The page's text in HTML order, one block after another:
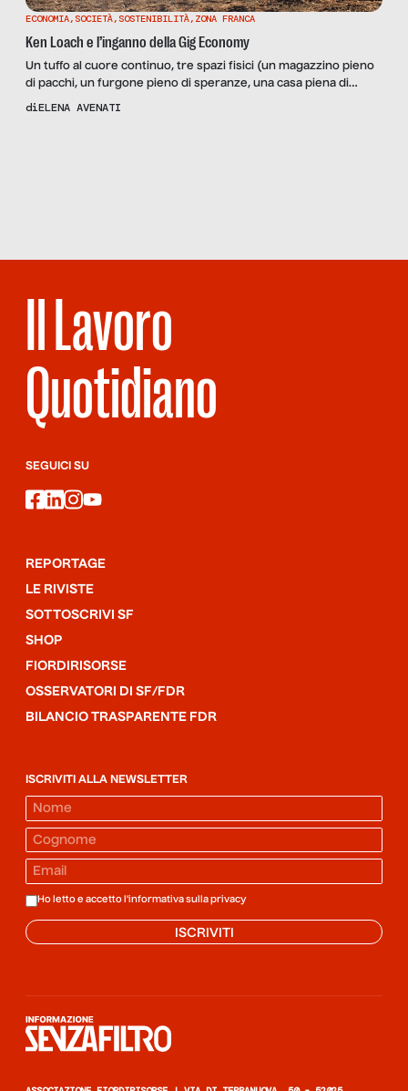
ECONOMIA, SOCIETÀ, SOSTENIBILITÀ, ZONA FRANCA
Ken Loach e l’inganno della Gig Economy
Un tuffo al cuore continuo, tre spazi fisici (un magazzino pieno
di pacchi, un furgone pieno di speranze, una casa piena di
affetti) dove viene raccontato il dramma dello sfruttamento, del
diELENA AVENATI
Il Lavoro
Quotidiano
SEGUICI SU
facebook
linkedin
instagram
youtube
REPORTAGE
LE RIVISTE
SOTTOSCRIVI SF
SHOP
FIORDIRISORSE
OSSERVATORI DI SF/FDR
BILANCIO TRASPARENTE FDR
ISCRIVITI ALLA NEWSLETTER
Ho letto e accetto l'informativa sulla privacy
ISCRIVITI